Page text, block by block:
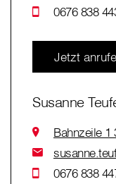
0676 838
Jetzt
Susanne
Bahnzeile 1
0676 838